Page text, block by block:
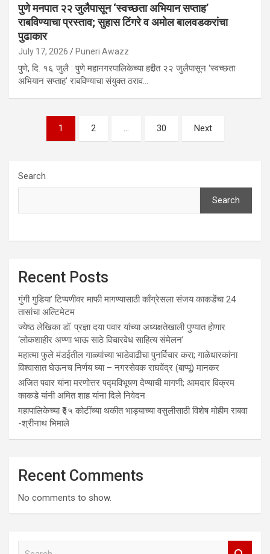
पुणे मनपात २२ जुलैपासून ‘स्वच्छता अभियान सप्ताह’
राबविण्याचा प्रस्ताव; सुहास टिंगरे व अमोल बालवडकरांचा
पुढाकार
July 17, 2026 Puneri Awazz
पुणे, दि. १६ जुलै : पुणे महानगरपालिकेच्या हद्दीत २२ जुलैपासून ‘स्वच्छता
अभियान सप्ताह’ राबविण्याचा संयुक्त ठराव…
pagination
1 2 … 30 Next
Search
Search
Recent Posts
गुंगी गुडिया’ टिप्पणीवर माफी मागण्यासाठी काँग्रेसला संजय काकडेंचा 24
तासांचा अल्टिमेटम
ज्येष्ठ लेखिका डॉ. प्रज्ञा दया पवार यांच्या अध्यक्षतेखाली पुण्यात होणार
‘लोकशाहीर अण्णा भाऊ साठे विचारवेध साहित्य संमेलन’
महात्मा फुले मंडईतील गाळ्यांच्या भाडेवाढीचा पुनर्विचार करा; गाळेधारकांना
विश्वासात घेऊनच निर्णय घ्या – नगरसेवक राघवेंद्र (बाप्पू) मानकर
अजित पवार यांना मरणोत्तर पद्मविभूषण देण्याची मागणी; आमदार विक्रम
काकडे यांनी अमित शाह यांना दिले निवेदन
महापालिकेच्या ₹३५ कोटींच्या थकीत भाड्याच्या वसुलीसाठी विशेष मोहीम राबवा
-श्रीनाथ भिमाले
Recent Comments
No comments to show.